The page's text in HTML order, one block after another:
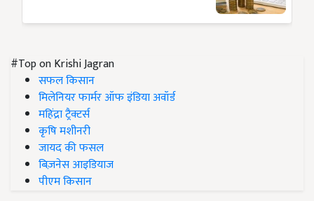
#Top on Krishi Jagran
सफल किसान
मिलेनियर फार्मर ऑफ इंडिया अवॉर्ड
महिंद्रा ट्रैक्टर्स
कृषि मशीनरी
जायद की फसल
बिज़नेस आइडियाज
पीएम किसान